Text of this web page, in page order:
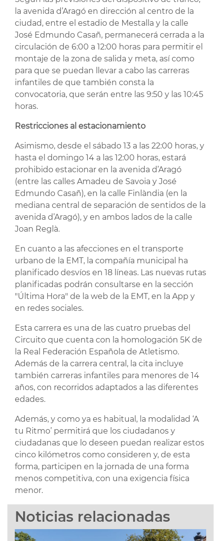
la avenida d’Aragó en dirección al centro de la
ciudad, entre el estadio de Mestalla y la calle
José Edmundo Casañ, permanecerá cerrada a la
circulación de 6:00 a 12:00 horas para permitir el
montaje de la zona de salida y meta, así como
para que se puedan llevar a cabo las carreras
infantiles de que también consta la
convocatoria, que serán entre las 9:50 y las 10:45
horas.
Restricciones al estacionamiento
Asimismo, desde el sábado 13 a las 22:00 horas, y
hasta el domingo 14 a las 12:00 horas, estará
prohibido estacionar en la avenida d’Aragó
(entre las calles Amadeu de Savoia y José
Edmundo Casañ), en la calle Finlàndia (en la
mediana central de separación de sentidos de la
avenida d’Aragó), y en ambos lados de la calle
Joan Reglà.
En cuanto a las afecciones en el transporte
urbano de la EMT, la compañía municipal ha
planificado desvíos en 18 líneas. Las nuevas rutas
planificadas podrán consultarse en la sección
"Última Hora" de la web de la EMT, en la App y
en redes sociales.
Esta carrera es una de las cuatro pruebas del
Circuito que cuenta con la homologación 5K de
la Real Federación Española de Atletismo.
Además de la carrera central, la cita incluye
también carreras infantiles para menores de 14
años, con recorridos adaptados a las diferentes
edades.
Además, y como ya es habitual, la modalidad ‘A
tu Ritmo’ permitirá que los ciudadanos y
ciudadanas que lo deseen puedan realizar estos
cinco kilómetros como consideren y, de esta
forma, participen en la jornada de una forma
menos competitiva, con una exigencia física
menor.
Noticias relacionadas